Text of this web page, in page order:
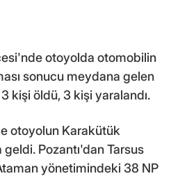
otoyolda otomobilin
sonucu meydana gelen
kişi öldü, 3 kişi yaralandı.
otoyolun Karakütük
Pozantı'dan Tarsus
yönetimindeki 38 NP